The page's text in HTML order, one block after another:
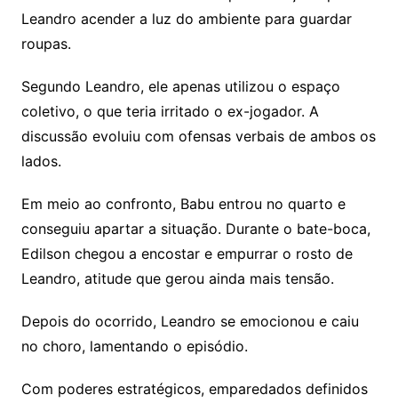
Leandro acender a luz do ambiente para guardar
roupas.
Segundo Leandro, ele apenas utilizou o espaço
coletivo, o que teria irritado o ex-jogador. A
discussão evoluiu com ofensas verbais de ambos os
lados.
Em meio ao confronto, Babu entrou no quarto e
conseguiu apartar a situação. Durante o bate-boca,
Edilson chegou a encostar e empurrar o rosto de
Leandro, atitude que gerou ainda mais tensão.
Depois do ocorrido, Leandro se emocionou e caiu
no choro, lamentando o episódio.
Com poderes estratégicos, emparedados definidos